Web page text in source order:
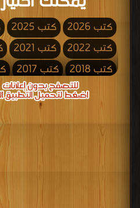
كتب 2026 كتب 2025
كتب 2022
كتب 2021
كتب 2018
كتب 2017
كتب 2013
كتب 2009
كتب 2006
كتب 2005